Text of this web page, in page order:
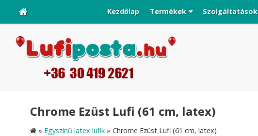
Kezdőlap Termékek Szolgáltatások
Chrome Ezüst Lufi (61 cm, latex)
» Egyszínű latex lufik » Chrome Ezüst Lufi (61 cm, latex)